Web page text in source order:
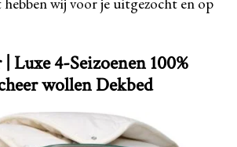
Luxe 4-Seizoenen 100%
wollen Dekbed